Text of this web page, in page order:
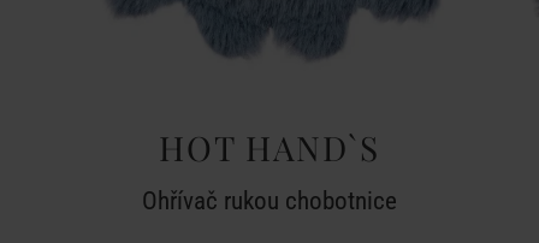
HOT HAND`S
Ohřívač rukou chobotnice